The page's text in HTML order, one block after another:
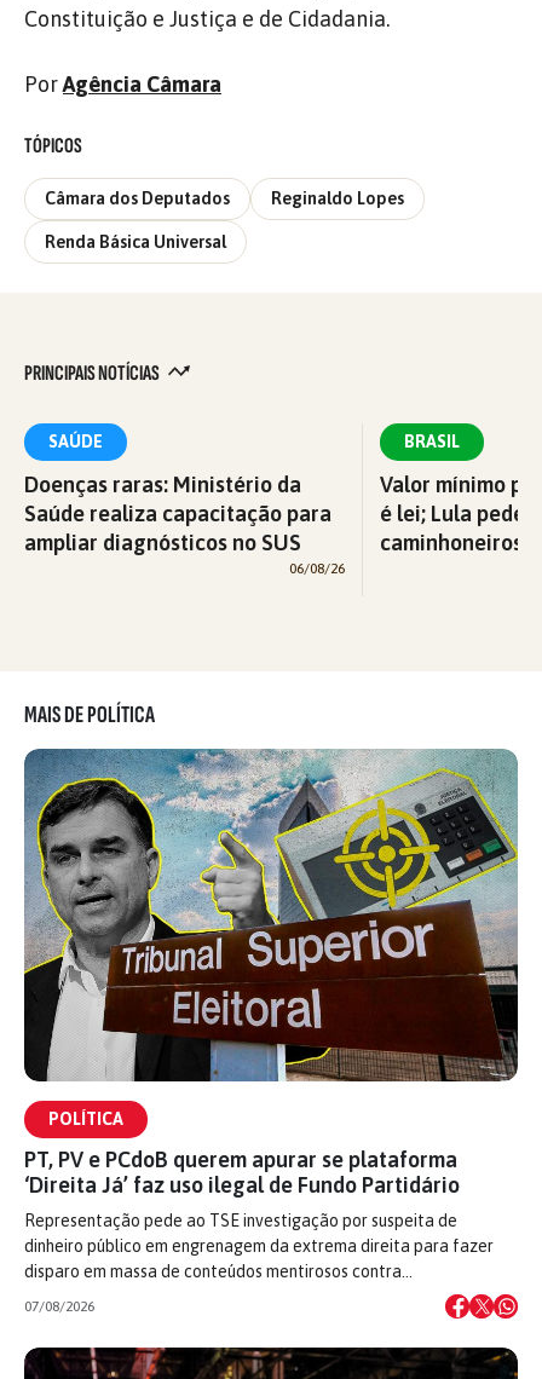
Constituição e Justiça e de Cidadania.
PorAgência Câmara
TÓPICOS
Câmara dos Deputados Reginaldo Lopes
Renda Básica Universal
PRINCIPAIS NOTÍCIAS
SAÚDE
Doenças raras: Ministério da
Saúde realiza capacitação para
ampliar diagnósticos no SUS
06/08/26
BRASIL
Valor mínimo
é lei; Lula pede
caminhoneiros
MAIS DE POLÍTICA
POLÍTICA
PT, PV e PCdoB querem apurar se plataforma
‘Direita Já’ faz uso ilegal de Fundo Partidário
Representação pede ao TSE investigação por suspeita de
dinheiro público em engrenagem da extrema direita para fazer
disparo em massa de conteúdos mentirosos contra…
07/08/2026